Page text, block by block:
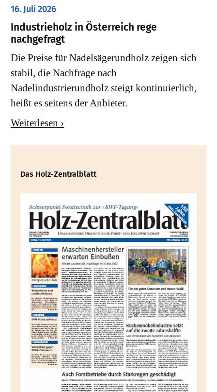
16. Juli 2026
Industrieholz in Österreich rege
nachgefragt
Die Preise für Nadelsägerundholz zeigen sich
stabil, die Nachfrage nach
Nadelindustrierundholz steigt kontinuierlich,
heißt es seitens der Anbieter.
Weiterlesen ›
Das Holz-Zentralblatt